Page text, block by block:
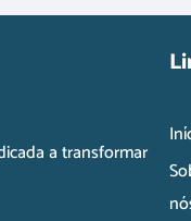
a transformar